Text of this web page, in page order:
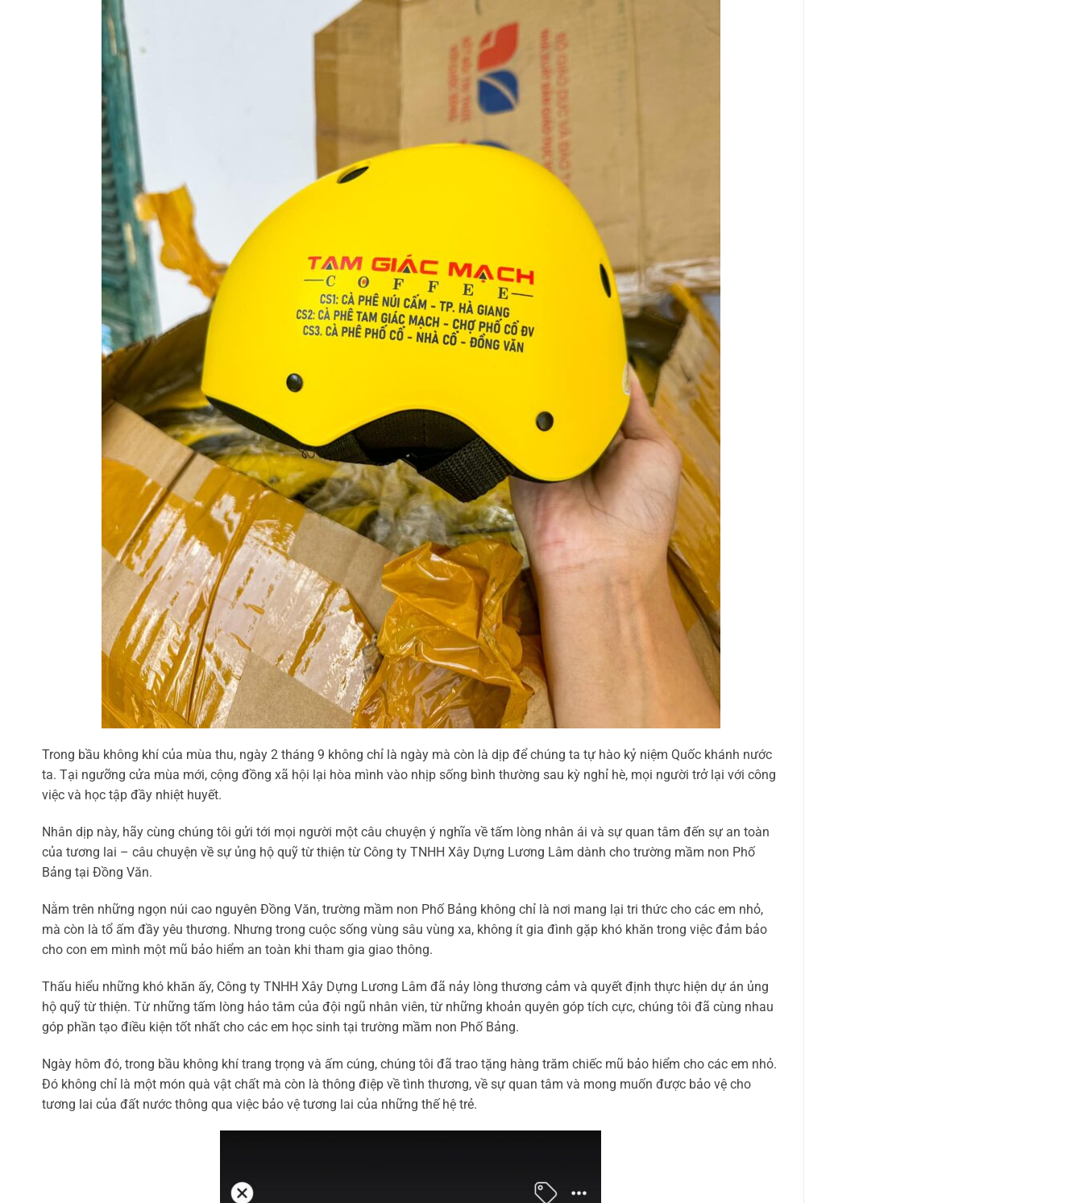
Trong bầu không khí của mùa thu, ngày 2 tháng 9 không chỉ là ngày mà còn là dịp để chúng ta tự hào kỷ niệm Quốc khánh nước
ta. Tại ngưỡng cửa mùa mới, cộng đồng xã hội lại hòa mình vào nhịp sống bình thường sau kỳ nghỉ hè, mọi người trở lại với công
việc và học tập đầy nhiệt huyết.
Nhân dịp này, hãy cùng chúng tôi gửi tới mọi người một câu chuyện ý nghĩa về tấm lòng nhân ái và sự quan tâm đến sự an toàn
của tương lai – câu chuyện về sự ủng hộ quỹ từ thiện từ Công ty TNHH Xây Dựng Lương Lâm dành cho trường mầm non Phố
Bảng tại Đồng Văn.
Nằm trên những ngọn núi cao nguyên Đồng Văn, trường mầm non Phố Bảng không chỉ là nơi mang lại tri thức cho các em nhỏ,
mà còn là tổ ấm đầy yêu thương. Nhưng trong cuộc sống vùng sâu vùng xa, không ít gia đình gặp khó khăn trong việc đảm bảo
cho con em mình một mũ bảo hiểm an toàn khi tham gia giao thông.
Thấu hiểu những khó khăn ấy, Công ty TNHH Xây Dựng Lương Lâm đã nảy lòng thương cảm và quyết định thực hiện dự án ủng
hộ quỹ từ thiện. Từ những tấm lòng hảo tâm của đội ngũ nhân viên, từ những khoản quyên góp tích cực, chúng tôi đã cùng nhau
góp phần tạo điều kiện tốt nhất cho các em học sinh tại trường mầm non Phố Bảng.
Ngày hôm đó, trong bầu không khí trang trọng và ấm cúng, chúng tôi đã trao tặng hàng trăm chiếc mũ bảo hiểm cho các em nhỏ.
Đó không chỉ là một món quà vật chất mà còn là thông điệp về tình thương, về sự quan tâm và mong muốn được bảo vệ cho
tương lai của đất nước thông qua việc bảo vệ tương lai của những thế hệ trẻ.